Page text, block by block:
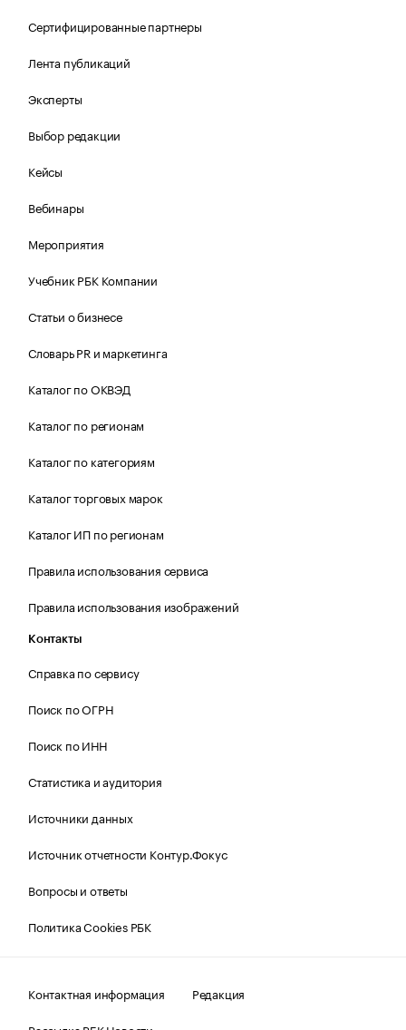
Сертифицированные партнеры
Лента публикаций
Эксперты
Выбор редакции
Кейсы
Вебинары
Мероприятия
Учебник РБК Компании
Статьи о бизнесе
Словарь PR и маркетинга
Каталог по ОКВЭД
Каталог по регионам
Каталог по категориям
Каталог торговых марок
Каталог ИП по регионам
Правила использования сервиса
Правила использования изображений
Контакты
Справка по сервису
Поиск по ОГРН
Поиск по ИНН
Статистика и аудитория
Источники данных
Источник отчетности Контур.Фокус
Вопросы и ответы
Политика Cookies РБК
Контактная информация
Редакция